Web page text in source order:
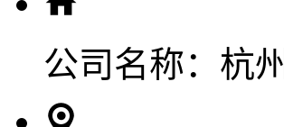
公司名称： 杭